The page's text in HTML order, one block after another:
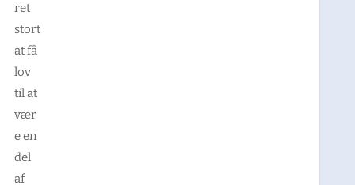
ret
stort
at få
lov
til at
vær
e en
del
af